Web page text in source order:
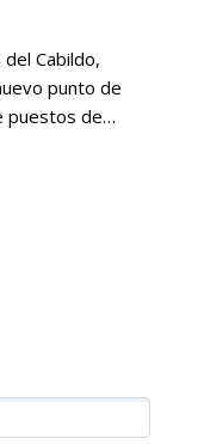
Cabildo,
punto de
puestos de…